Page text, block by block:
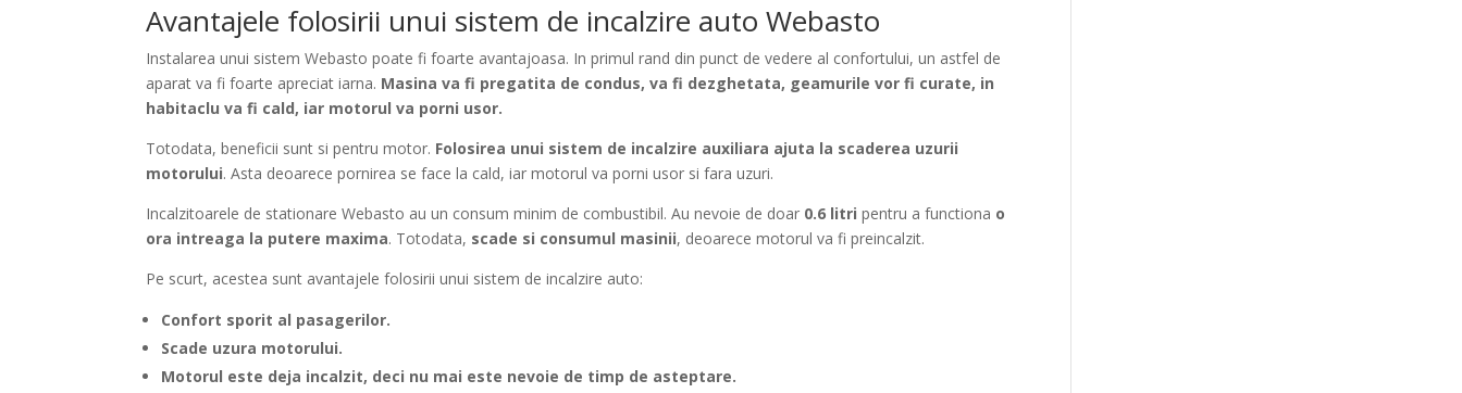
Avantajele folosirii unui sistem de incalzire auto Webasto
Instalarea unui sistem Webasto poate fi foarte avantajoasa. In primul rand din punct de vedere al confortului, un astfel de
aparat va fi foarte apreciat iarna. Masina va fi pregatita de condus, va fi dezghetata, geamurile vor fi curate, in
habitaclu va fi cald, iar motorul va porni usor.
Totodata, beneficii sunt si pentru motor. Folosirea unui sistem de incalzire auxiliara ajuta la scaderea uzurii
motorului. Asta deoarece pornirea se face la cald, iar motorul va porni usor si fara uzuri.
Incalzitoarele de stationare Webasto au un consum minim de combustibil. Au nevoie de doar 0.6 litri pentru a functiona o
ora intreaga la putere maxima. Totodata, scade si consumul masinii, deoarece motorul va fi preincalzit.
Pe scurt, acestea sunt avantajele folosirii unui sistem de incalzire auto:
Confort sporit al pasagerilor.
Scade uzura motorului.
Motorul este deja incalzit, deci nu mai este nevoie de timp de asteptare.